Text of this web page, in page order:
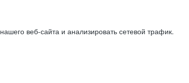
веб-сайта и анализировать сетевой трафик.